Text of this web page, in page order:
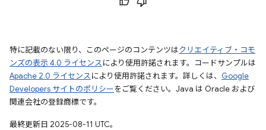
特に記載のない限り、このページのコンテンツはクリエイティブ・コモ
ンズの表示 4.0 ライセンスにより使用許諾されます。コードサンプルは
Apache 2.0 ライセンスにより使用許諾されます。詳しくは、 Google
Developers サイトのポリシーをご覧ください。Java は Oracle および
関連会社の登録商標です。
最終更新日 2025-08-11 UTC。